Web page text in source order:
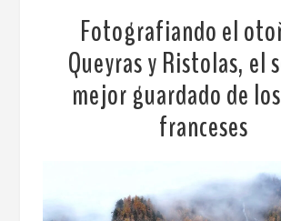
Fotografiando el
Queyras y Ristolas, el
mejor guardado de
franceses